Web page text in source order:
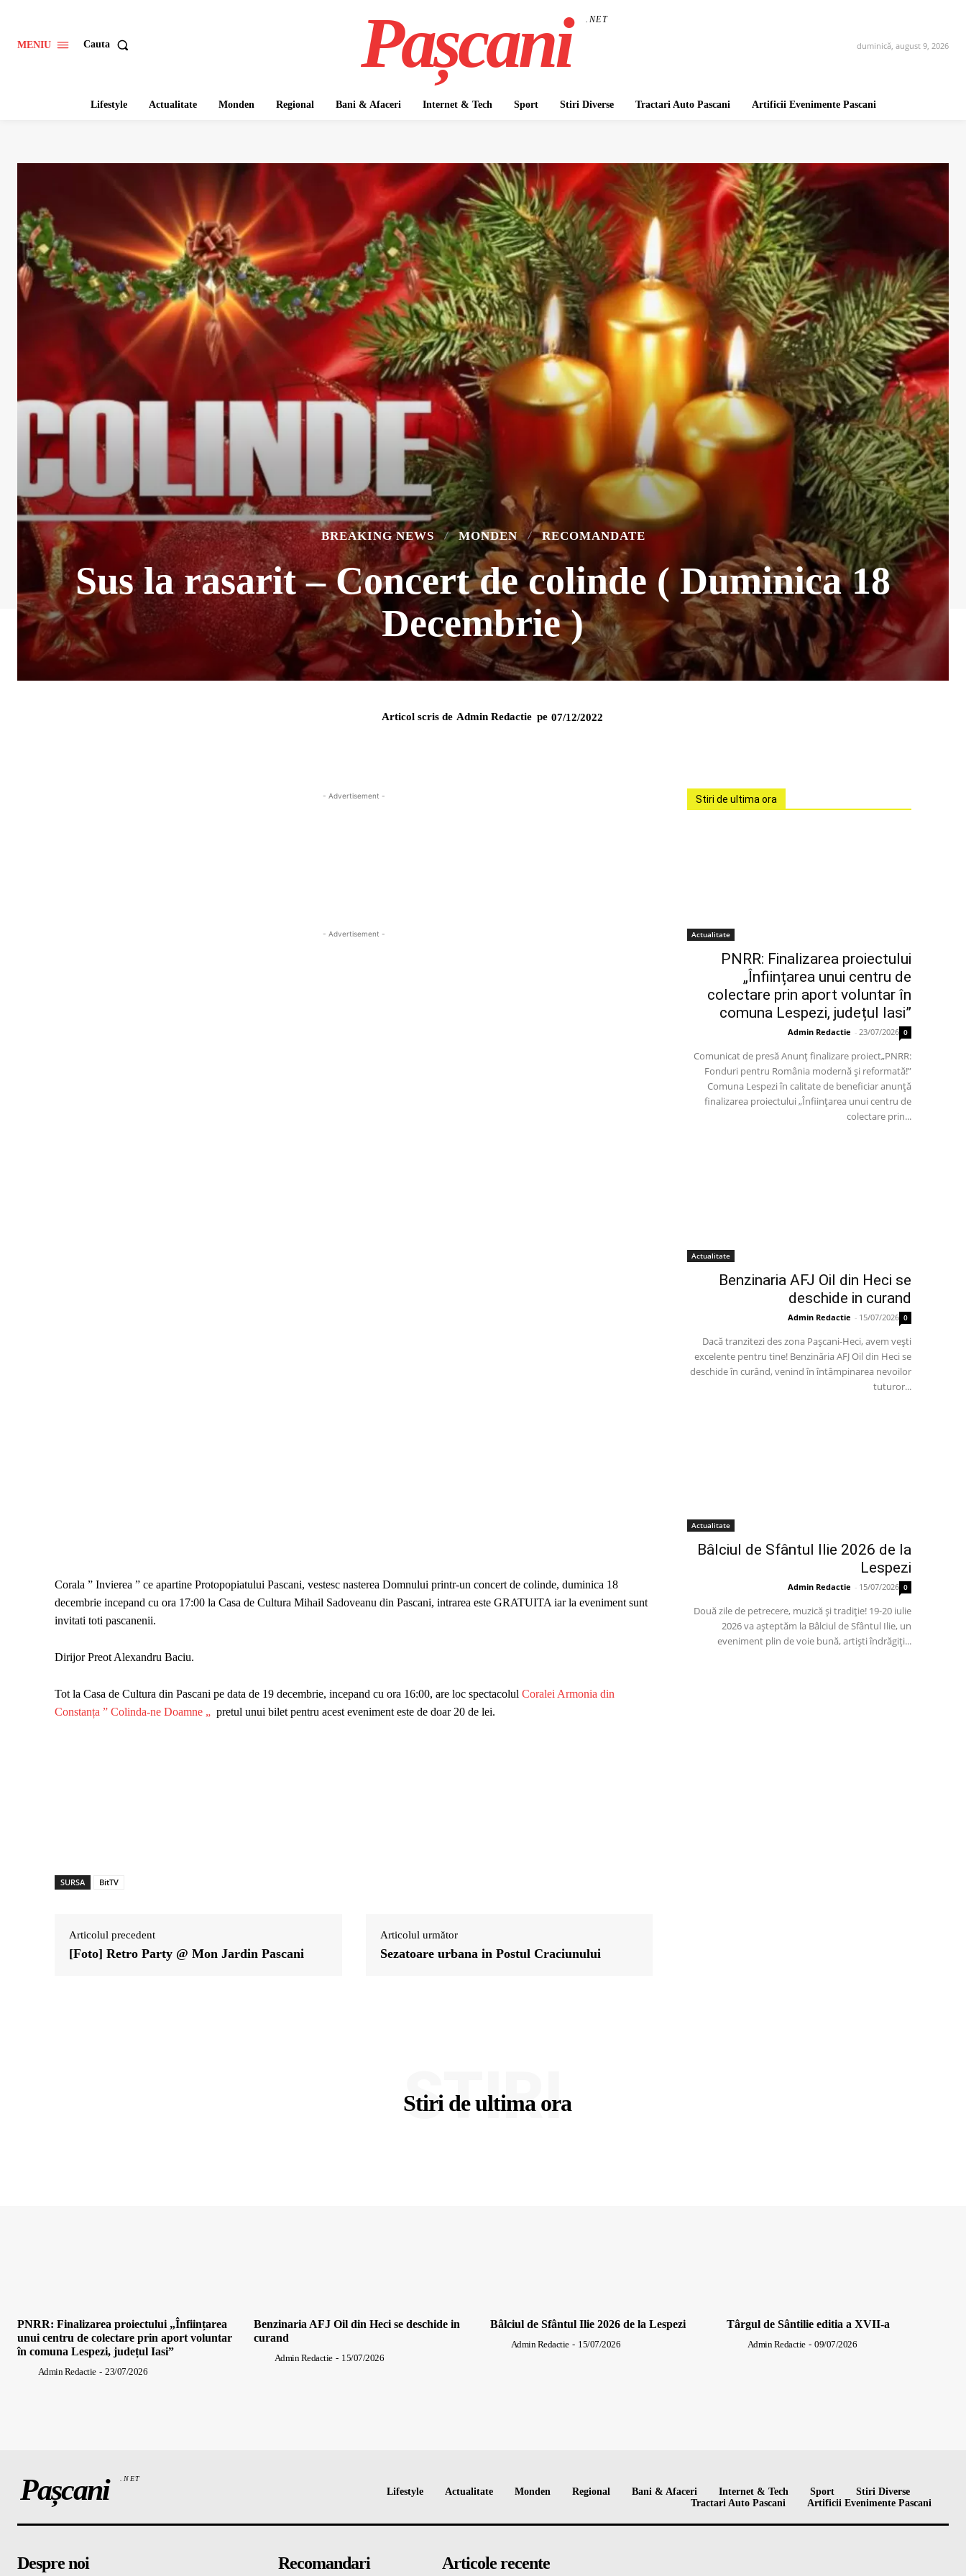
MENIU Cauta Pașcani .NET
duminică, august 9, 2026
Lifestyle Actualitate Monden Regional Bani & Afaceri Internet & Tech Sport Stiri Diverse Tractari Auto Pascani Artificii Evenimente Pascani
BREAKING NEWS MONDEN RECOMANDATE
Sus la rasarit – Concert de colinde ( Duminica 18
Decembrie )
Articol scris de Admin Redactie pe 07/12/2022
- Advertisement -
- Advertisement -
Corala ” Invierea ” ce apartine Protopopiatului Pascani, vestesc nasterea Domnului printr-un concert de colinde, duminica 18
decembrie incepand cu ora 17:00 la Casa de Cultura Mihail Sadoveanu din Pascani, intrarea este GRATUITA iar la eveniment sunt
invitati toti pascanenii.
Dirijor Preot Alexandru Baciu.
Tot la Casa de Cultura din Pascani pe data de 19 decembrie, incepand cu ora 16:00, are loc spectacolul Coralei Armonia din
Constanța ” Colinda-ne Doamne „ pretul unui bilet pentru acest eveniment este de doar 20 de lei.
SURSA BitTV
Articolul precedent
[Foto] Retro Party @ Mon Jardin Pascani
Articolul următor
Sezatoare urbana in Postul Craciunului
Stiri de ultima ora
Actualitate
PNRR: Finalizarea proiectului
„Înființarea unui centru de
colectare prin aport voluntar în
comuna Lespezi, județul Iasi”
Admin Redactie - 23/07/2026 0
Comunicat de presă Anunț finalizare proiect„PNRR:
Fonduri pentru România modernă și reformată!”
Comuna Lespezi în calitate de beneficiar anunță
finalizarea proiectului „Înființarea unui centru de
colectare prin...
Actualitate
Benzinaria AFJ Oil din Heci se
deschide in curand
Admin Redactie - 15/07/2026 0
Dacă tranzitezi des zona Pașcani-Heci, avem vești
excelente pentru tine! Benzinăria AFJ Oil din Heci se
deschide în curând, venind în întâmpinarea nevoilor
tuturor...
Actualitate
Bâlciul de Sfântul Ilie 2026 de la
Lespezi
Admin Redactie - 15/07/2026 0
Două zile de petrecere, muzică și tradiție! 19-20 iulie
2026 va așteptăm la Bâlciul de Sfântul Ilie, un
eveniment plin de voie bună, artiști îndrăgiți...
Stiri de ultima ora
STIRI
PNRR: Finalizarea proiectului „Înființarea
unui centru de colectare prin aport voluntar
în comuna Lespezi, județul Iasi”
Admin Redactie - 23/07/2026
Benzinaria AFJ Oil din Heci se deschide in
curand
Admin Redactie - 15/07/2026
Bâlciul de Sfântul Ilie 2026 de la Lespezi
Admin Redactie - 15/07/2026
Târgul de Sântilie editia a XVII-a
Admin Redactie - 09/07/2026
Pașcani .NET
Lifestyle Actualitate Monden Regional Bani & Afaceri Internet & Tech Sport
Stiri Diverse
Tractari Auto Pascani
Artificii Evenimente Pascani
Despre noi Recomandari Articole recente